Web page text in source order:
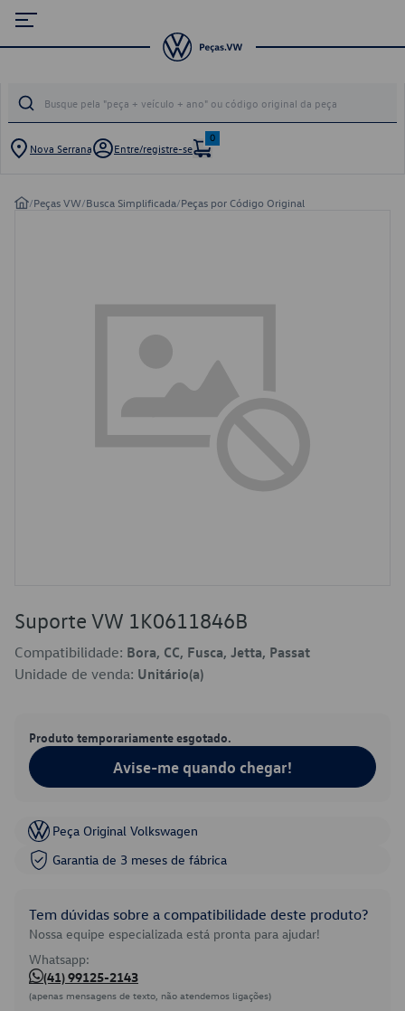
Nova Serrana Entre/registre-se
0
/Peças VW/Busca Simplificada/Peças por Código Original
Suporte VW 1K0611846B
Compatibilidade: Bora, CC, Fusca, Jetta, Passat
Unidade de venda: Unitário(a)
Produto temporariamente esgotado.
Avise-me quando chegar!
Peça Original Volkswagen
Garantia de 3 meses de fábrica
Tem dúvidas sobre a compatibilidade deste produto?
Nossa equipe especializada está pronta para ajudar!
Whatsapp:
(41) 99125-2143
(apenas mensagens de texto, não atendemos ligações)